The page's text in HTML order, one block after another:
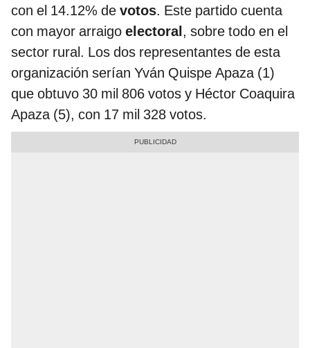
con el 14.12% de votos. Este partido cuenta
con mayor arraigo electoral, sobre todo en el
sector rural. Los dos representantes de esta
organización serían Yván Quispe Apaza (1)
que obtuvo 30 mil 806 votos y Héctor Coaquira
Apaza (5), con 17 mil 328 votos.